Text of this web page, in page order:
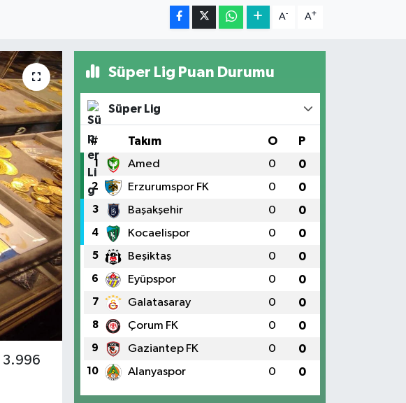
A- A+
3.996
Süper Lig Puan Durumu
Süper Lig
# Takım O P
1 Amed 0 0
2 Erzurumspor FK 0 0
3 Başakşehir 0 0
4 Kocaelispor 0 0
5 Beşiktaş 0 0
6 Eyüpspor 0 0
7 Galatasaray 0 0
8 Çorum FK 0 0
9 Gaziantep FK 0 0
10 Alanyaspor 0 0